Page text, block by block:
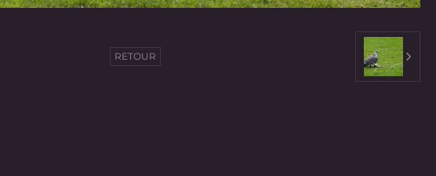
RETOUR